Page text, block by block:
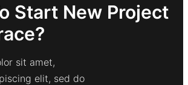
Start New Project
sit amet,
elit, sed do